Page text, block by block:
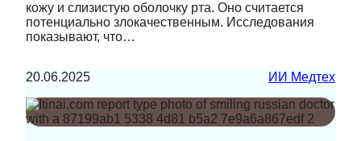
кожу и слизистую оболочку рта. Оно считается
потенциально злокачественным. Исследования
показывают, что…
20.06.2025 ИИ Медтех